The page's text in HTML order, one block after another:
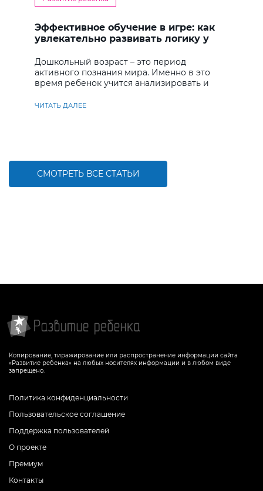
Эффективное обучение в игре: как
увлекательно развивать логику у
Дошкольный возраст – это период
активного познания мира. Именно в это
время ребенок учится анализировать и
ЧИТАТЬ ДАЛЕЕ
СМОТРЕТЬ ВСЕ СТАТЬИ
Копирование, тиражирование или распространение информации сайта
«Развитие ребенка» на любых носителях информации и в любом виде
запрещено.
Политика конфиденциальности
Пользовательское соглашение
Поддержка пользователей
О проекте
Премиум
Контакты